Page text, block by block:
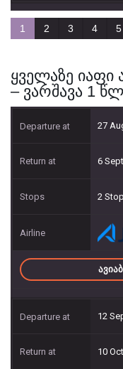
1 2 3 4 5
ყველაზე იაფი
– ვარშავა 1
27
6
2
12
10